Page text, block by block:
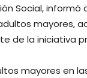
Social,
mayores,
de la iniciativa
mayores en